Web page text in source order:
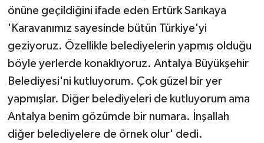
önüne geçildiğini ifade eden Ertürk Sarıkaya
'Karavanımız sayesinde bütün Türkiye'yi
geziyoruz. Özellikle belediyelerin yapmış olduğu
böyle yerlerde konaklıyoruz. Antalya Büyükşehir
Belediyesi'ni kutluyorum. Çok güzel bir yer
yapmışlar. Diğer belediyeleri de kutluyorum ama
Antalya benim gözümde bir numara. İnşallah
diğer belediyelere de örnek olur' dedi.